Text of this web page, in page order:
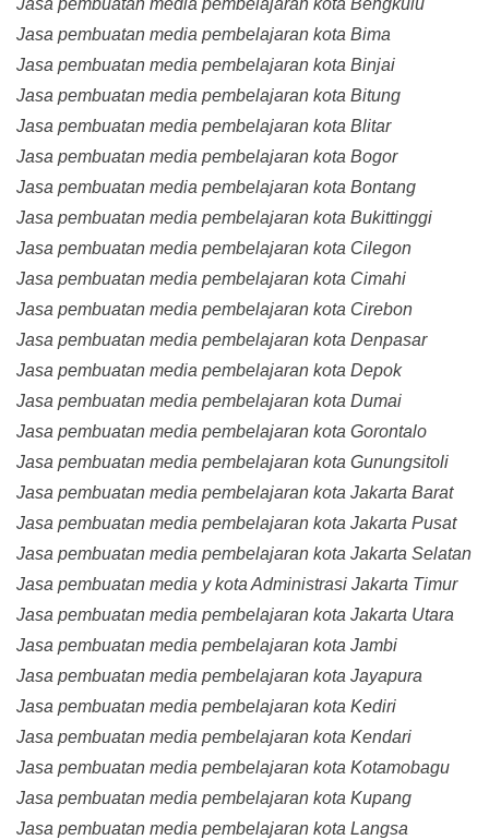
Jasa pembuatan media pembelajaran kota Bengkulu
Jasa pembuatan media pembelajaran kota Bima
Jasa pembuatan media pembelajaran kota Binjai
Jasa pembuatan media pembelajaran kota Bitung
Jasa pembuatan media pembelajaran kota Blitar
Jasa pembuatan media pembelajaran kota Bogor
Jasa pembuatan media pembelajaran kota Bontang
Jasa pembuatan media pembelajaran kota Bukittinggi
Jasa pembuatan media pembelajaran kota Cilegon
Jasa pembuatan media pembelajaran kota Cimahi
Jasa pembuatan media pembelajaran kota Cirebon
Jasa pembuatan media pembelajaran kota Denpasar
Jasa pembuatan media pembelajaran kota Depok
Jasa pembuatan media pembelajaran kota Dumai
Jasa pembuatan media pembelajaran kota Gorontalo
Jasa pembuatan media pembelajaran kota Gunungsitoli
Jasa pembuatan media pembelajaran kota Jakarta Barat
Jasa pembuatan media pembelajaran kota Jakarta Pusat
Jasa pembuatan media pembelajaran kota Jakarta Selatan
Jasa pembuatan media y kota Administrasi Jakarta Timur
Jasa pembuatan media pembelajaran kota Jakarta Utara
Jasa pembuatan media pembelajaran kota Jambi
Jasa pembuatan media pembelajaran kota Jayapura
Jasa pembuatan media pembelajaran kota Kediri
Jasa pembuatan media pembelajaran kota Kendari
Jasa pembuatan media pembelajaran kota Kotamobagu
Jasa pembuatan media pembelajaran kota Kupang
Jasa pembuatan media pembelajaran kota Langsa